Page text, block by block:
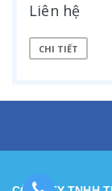
Liên hệ
CHI TIẾT